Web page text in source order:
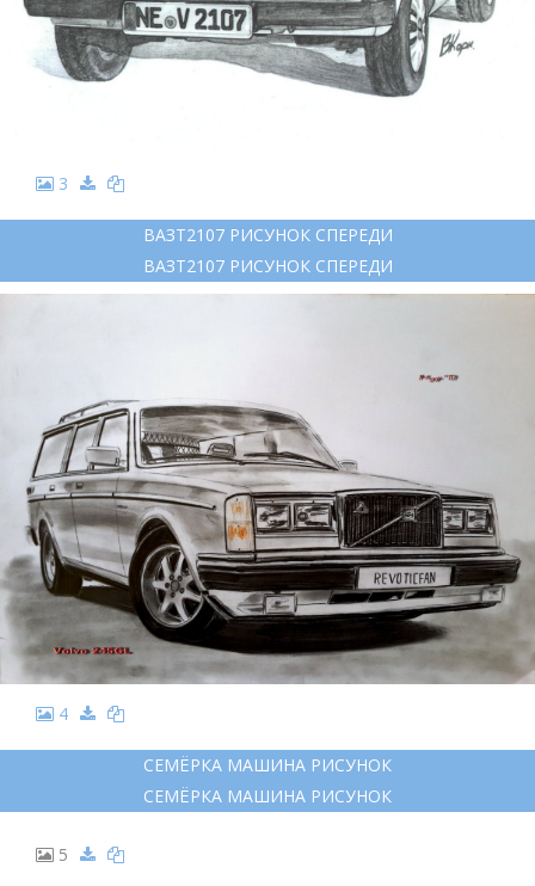
3
ВАЗТ2107 РИСУНОК СПЕРЕДИ
ВАЗТ2107 РИСУНОК СПЕРЕДИ
4
СЕМЁРКА МАШИНА РИСУНОК
СЕМЁРКА МАШИНА РИСУНОК
5